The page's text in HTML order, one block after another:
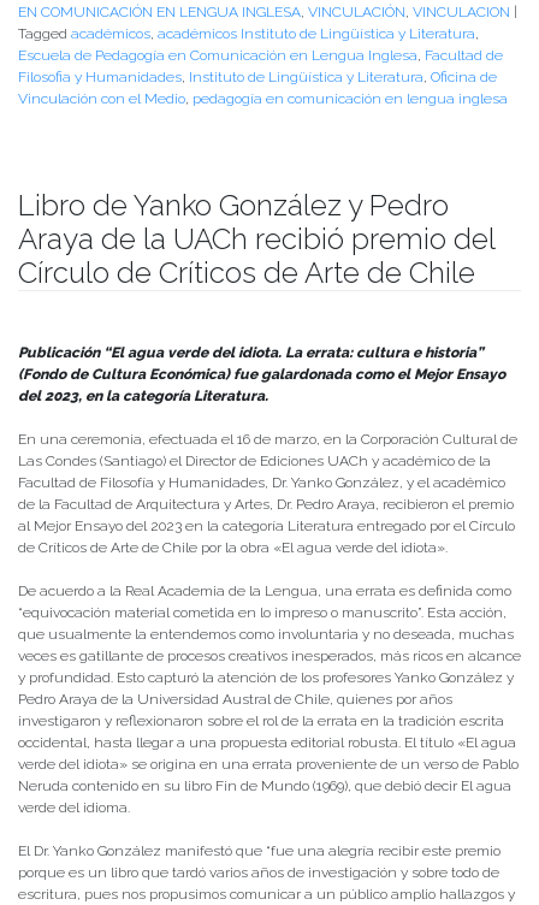
EN COMUNICACIÓN EN LENGUA INGLESA, VINCULACIÓN, VINCULACION |
Tagged académicos, académicos Instituto de Lingüística y Literatura,
Escuela de Pedagogía en Comunicación en Lengua Inglesa, Facultad de
Filosofia y Humanidades, Instituto de Lingüística y Literatura, Oficina de
Vinculación con el Medio, pedagogía en comunicación en lengua inglesa
Libro de Yanko González y Pedro
Araya de la UACh recibió premio del
Círculo de Críticos de Arte de Chile
Publicación “El agua verde del idiota. La errata: cultura e historia”
(Fondo de Cultura Económica) fue galardonada como el Mejor Ensayo
del 2023, en la categoría Literatura.
En una ceremonia, efectuada el 16 de marzo, en la Corporación Cultural de
Las Condes (Santiago) el Director de Ediciones UACh y académico de la
Facultad de Filosofía y Humanidades, Dr. Yanko González, y el académico
de la Facultad de Arquitectura y Artes, Dr. Pedro Araya, recibieron el premio
al Mejor Ensayo del 2023 en la categoría Literatura entregado por el Círculo
de Críticos de Arte de Chile por la obra «El agua verde del idiota».
De acuerdo a la Real Academia de la Lengua, una errata es definida como
“equivocación material cometida en lo impreso o manuscrito”. Esta acción,
que usualmente la entendemos como involuntaria y no deseada, muchas
veces es gatillante de procesos creativos inesperados, más ricos en alcance
y profundidad. Esto capturó la atención de los profesores Yanko González y
Pedro Araya de la Universidad Austral de Chile, quienes por años
investigaron y reflexionaron sobre el rol de la errata en la tradición escrita
occidental, hasta llegar a una propuesta editorial robusta. El título «El agua
verde del idiota» se origina en una errata proveniente de un verso de Pablo
Neruda contenido en su libro Fin de Mundo (1969), que debió decir El agua
verde del idioma.
El Dr. Yanko González manifestó que “fue una alegría recibir este premio
porque es un libro que tardó varios años de investigación y sobre todo de
escritura, pues nos propusimos comunicar a un público amplio hallazgos y